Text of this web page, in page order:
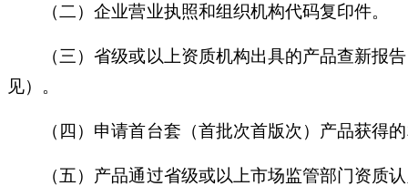
（二）企业营业执照和组织机构代码复印件。
（三）省级或以上资质机构出具的产品查新报告
见）。
（四）申请首台套（首批次首版次）产品获得的
（五）产品通过省级或以上市场监管部门资质认